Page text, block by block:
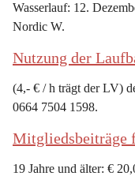
Wasserlauf: 12.
Nordic W.
Nutzung der
(4,- € / h trägt der LV)
0664 7504 1598.
Mitgliedsbeiträge
19 Jahre und älter: €